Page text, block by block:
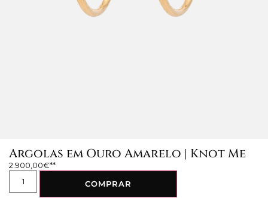
Argolas em Ouro Amarelo | Knot Me
2.900,00€
COMPRAR